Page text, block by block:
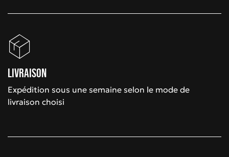
Livraison
Expédition sous une semaine selon le mode de
livraison choisi